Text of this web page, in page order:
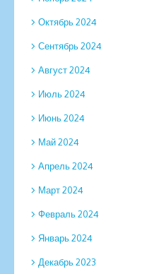
Октябрь 2024
Сентябрь 2024
Август 2024
Июль 2024
Июнь 2024
Май 2024
Апрель 2024
Март 2024
Февраль 2024
Январь 2024
Декабрь 2023